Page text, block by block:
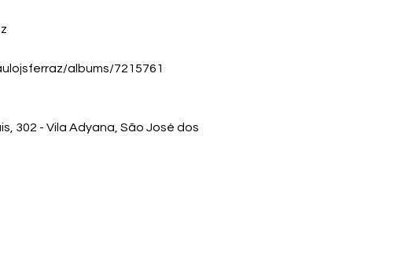
albums/7215761
302 - Vila Adyana, São José dos